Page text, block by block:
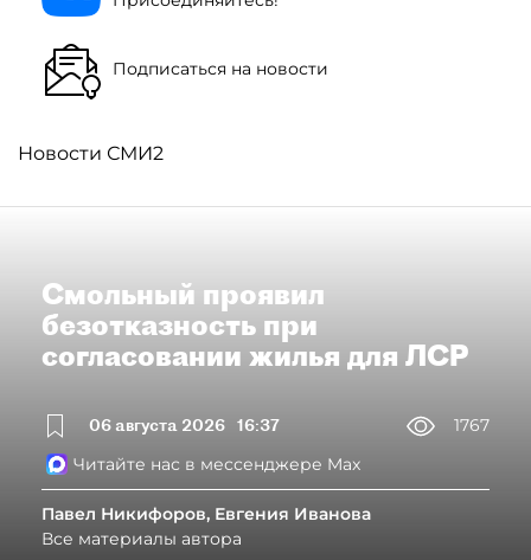
Подписаться на новости
Новости СМИ2
Смольный проявил
безотказность при
согласовании жилья для ЛСР
06 августа 2026 16:37
1767
Читайте нас в мессенджере Max
Павел Никифоров, Евгения Иванова
Все материалы автора